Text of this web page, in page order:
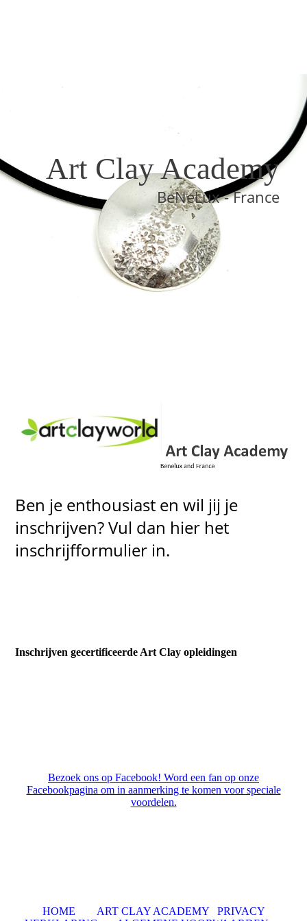
Art Clay Academy
BeNeLux - France
Ben je enthousiast en wil jij je
inschrijven? Vul dan hier het
inschrijfformulier in.
Inschrijven gecertificeerde Art Clay opleidingen
Bezoek ons op Facebook! Word een fan op onze
Facebookpagina om in aanmerking te komen voor speciale
voordelen.
HOME ART CLAY ACADEMY
PRIVACY